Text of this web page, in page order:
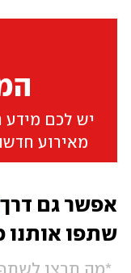
יש לכם
מאירוע
שתפו אותנו
אפשר גם דרך